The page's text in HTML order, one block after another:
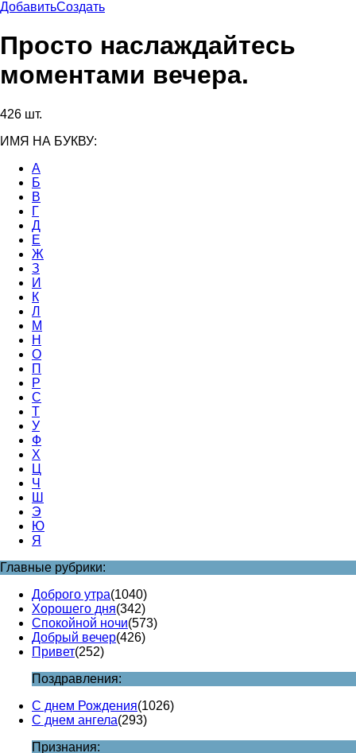
ДобавитьСоздать
Просто наслаждайтесь
моментами вечера.
426 шт.
ИМЯ НА БУКВУ:
А
Б
В
Г
Д
Е
Ж
З
И
К
Л
М
Н
О
П
Р
С
Т
У
Ф
Х
Ц
Ч
Ш
Э
Ю
Я
Главные рубрики:
Доброго утра(1040)
Хорошего дня(342)
Спокойной ночи(573)
Добрый вечер(426)
Привет(252)
Поздравления:
С днем Рождения(1026)
С днем ангела(293)
Признания: